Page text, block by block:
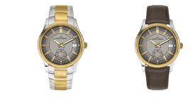
Produktgalerie überspringen